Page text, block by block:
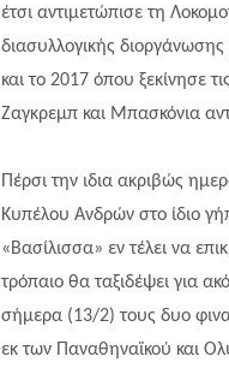
έτσι αντιμετώπισε τη
διασυλλογικής
και το 2017 όπου ξεκίνησε
Ζαγκρεμπ και Μπασκόνια
Πέρσι την ιδια ακριβώς
Κυπέλου Ανδρών στο ίδιο
«Bασίλισσα» εν τέλει να
τρόπαιο θα ταξιδέψει για
σήμερα (13/2) τους δυο
εκ των Παναθηναϊκού και